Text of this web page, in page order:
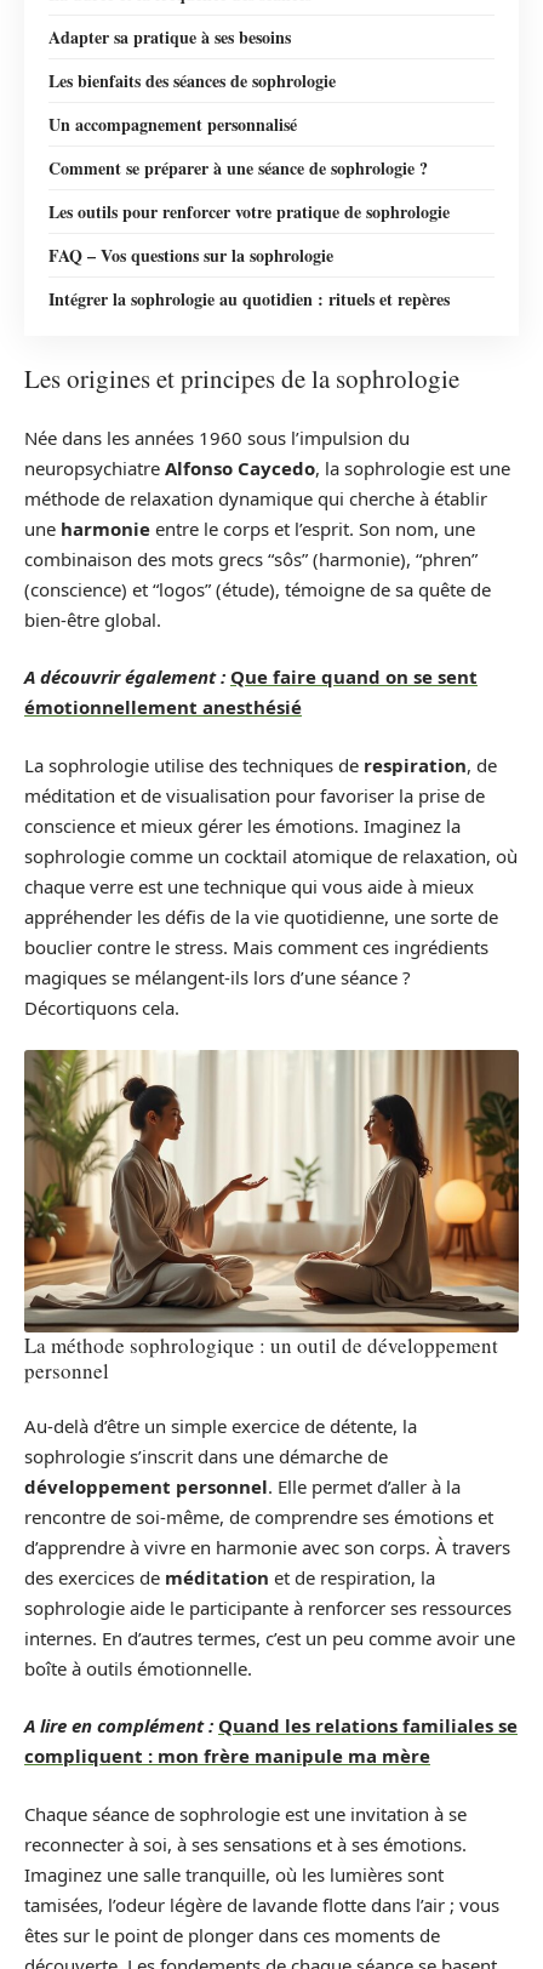
Adapter sa pratique à ses besoins
Les bienfaits des séances de sophrologie
Un accompagnement personnalisé
Comment se préparer à une séance de sophrologie ?
Les outils pour renforcer votre pratique de sophrologie
FAQ – Vos questions sur la sophrologie
Intégrer la sophrologie au quotidien : rituels et repères
Les origines et principes de la sophrologie
Née dans les années 1960 sous l’impulsion du
neuropsychiatre Alfonso Caycedo, la sophrologie est une
méthode de relaxation dynamique qui cherche à établir
une harmonie entre le corps et l’esprit. Son nom, une
combinaison des mots grecs “sôs” (harmonie), “phren”
(conscience) et “logos” (étude), témoigne de sa quête de
bien-être global.
A découvrir également : Que faire quand on se sent
émotionnellement anesthésié
La sophrologie utilise des techniques de respiration, de
méditation et de visualisation pour favoriser la prise de
conscience et mieux gérer les émotions. Imaginez la
sophrologie comme un cocktail atomique de relaxation, où
chaque verre est une technique qui vous aide à mieux
appréhender les défis de la vie quotidienne, une sorte de
bouclier contre le stress. Mais comment ces ingrédients
magiques se mélangent-ils lors d’une séance ?
Décortiquons cela.
La méthode sophrologique : un outil de développement
personnel
Au-delà d’être un simple exercice de détente, la
sophrologie s’inscrit dans une démarche de
développement personnel. Elle permet d’aller à la
rencontre de soi-même, de comprendre ses émotions et
d’apprendre à vivre en harmonie avec son corps. À travers
des exercices de méditation et de respiration, la
sophrologie aide le participante à renforcer ses ressources
internes. En d’autres termes, c’est un peu comme avoir une
boîte à outils émotionnelle.
A lire en complément : Quand les relations familiales se
compliquent : mon frère manipule ma mère
Chaque séance de sophrologie est une invitation à se
reconnecter à soi, à ses sensations et à ses émotions.
Imaginez une salle tranquille, où les lumières sont
tamisées, l’odeur légère de lavande flotte dans l’air ; vous
êtes sur le point de plonger dans ces moments de